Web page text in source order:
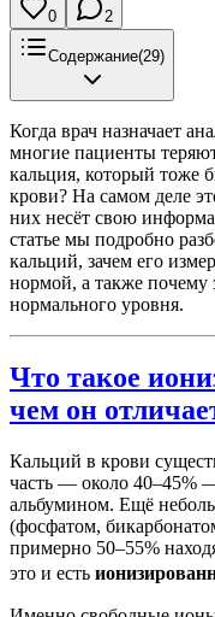
0 2
Содержание(29)
Когда врач назначает
многие пациенты
кальция, который тоже
крови? На самом деле
них несёт свою
статье мы подробно
кальций, зачем его
нормой, а также почему
нормального уровня.
Что такое
чем он
Кальций в крови
часть — около 40–45%
альбумином. Ещё
(фосфатом,
примерно 50–55%
это и есть